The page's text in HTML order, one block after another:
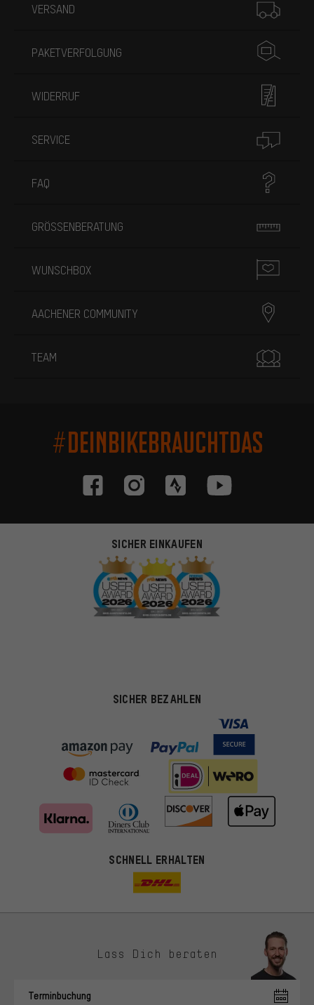
VERSAND
PAKETVERFOLGUNG
WIDERRUF
SERVICE
FAQ
GRÖSSENBERATUNG
WUNSCHBOX
AACHENER COMMUNITY
TEAM
#DEINBIKEBRAUCHTDAS
SICHER EINKAUFEN
SICHER BEZAHLEN
SCHNELL ERHALTEN
Lass Dich beraten
Terminbuchung
Du bekommst, statt zufälliger Werbung, genauer passende